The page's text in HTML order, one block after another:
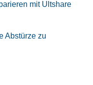
mit Ultshare
Abstürze zu